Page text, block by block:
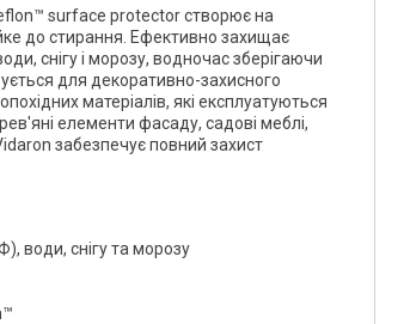
файл у pdf-форматі
файлу 188 Kb
surface protector створює на
до стирання. Ефективно захищає
снігу і морозу, водночас зберігаючи
для декоративно-захисного
матеріалів, які експлуатуються
елементи фасаду, садові меблі,
забезпечує повний захист
води, снігу та морозу